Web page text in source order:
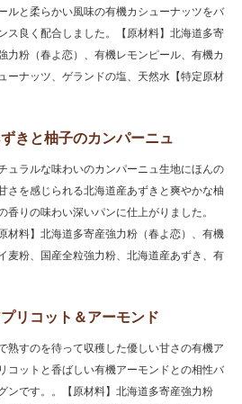
ルと柔らかい風味の有機カシューナッツをバ
ス良く配合しました。【原材料】北海道多寄
力粉（春よ恋）、有機レモンピール、有機カ
ーナッツ、ゲランドの塩、天然水【特定原材
きと柚子のカンパーニュ
ュラルな味わいのカンパーニュ生地にほんの
さを感じられる北海道産あずきと爽やかな柚
香りの味わい深いパンに仕上がりました。
原材料】北海道多寄産強力粉（春よ恋）、有機
麦粉、国産全粒強力粉、北海道産あずき、有
リコット＆アーモンド
熟すのを待って収穫した優しい甘さの有機ア
コットと香ばしい有機アーモンドとの相性バ
ンです。。【原材料】北海道多寄産強力粉